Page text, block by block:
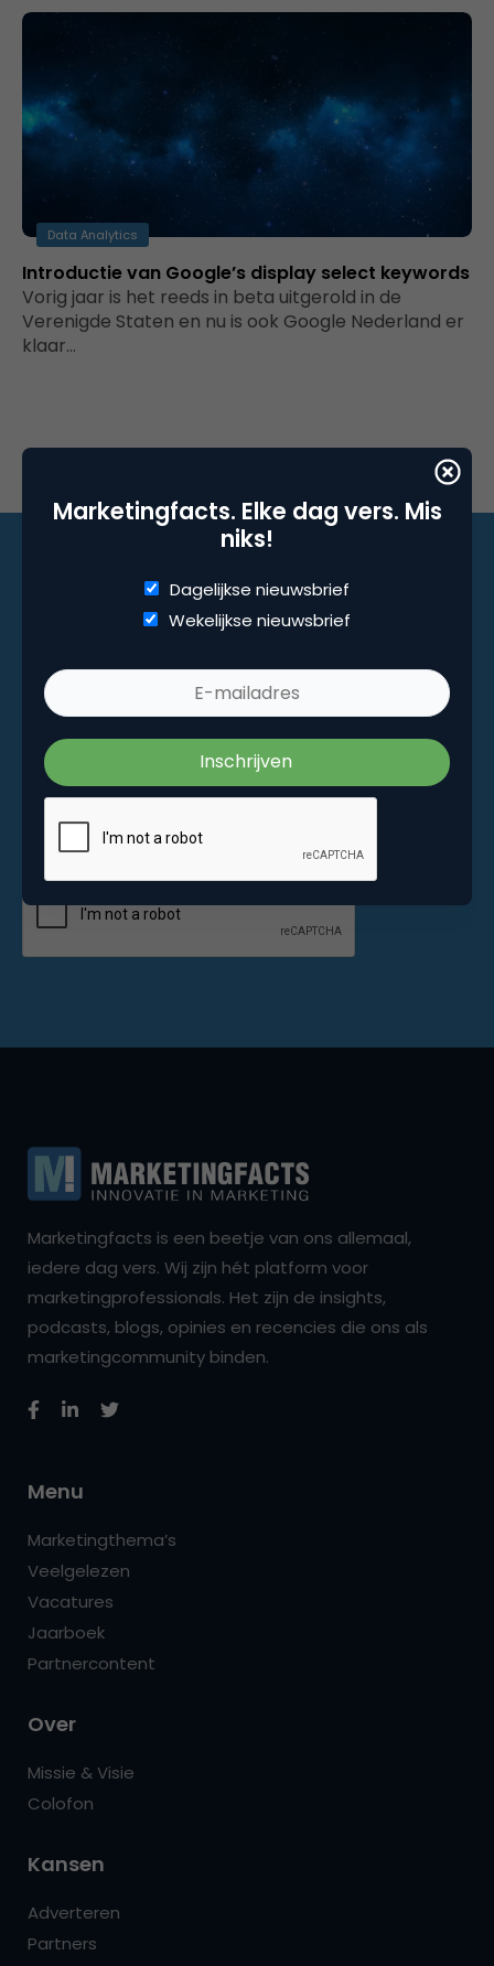
Data Analytics
Introductie van Google’s display select keywords
Vorig jaar is het reeds in beta uitgerold in de
Verenigde Staten en nu is ook Google Nederland er
klaar…
Marketingfacts. Elke dag vers. Mis
niks!
Dagelijkse nieuwsbrief
Wekelijkse nieuwsbrief
Marketingfacts. Elke dag vers. Mis niks!
Dagelijkse nieuwsbrief
Wekelijkse nieuwsbrief
Marketingfacts is een beetje van ons allemaal,
iedere dag vers. Wij zijn hét platform voor
marketingprofessionals. Het zijn de insights,
podcasts, blogs, opinies en recencies die ons als
marketingcommunity binden.
Menu
Marketingthema’s
Veelgelezen
Vacatures
Jaarboek
Partnercontent
Over
Missie & Visie
Colofon
Kansen
Adverteren
Partners